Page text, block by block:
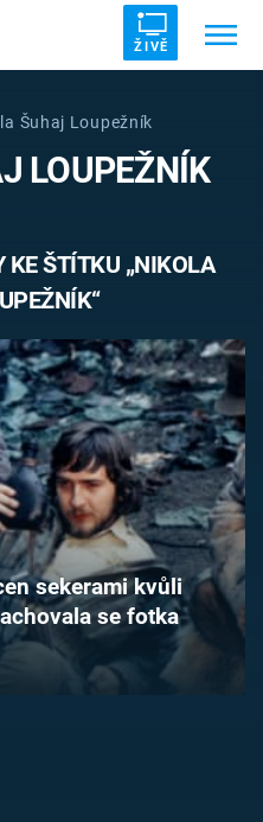
ŽIVĚ
SVĚTOVÁ VÁLKA
Šuhaj Loupežník
LOUPEŽNÍK
ŠTÍTKU „NIKOLA
sekerami kvůli
se fotka